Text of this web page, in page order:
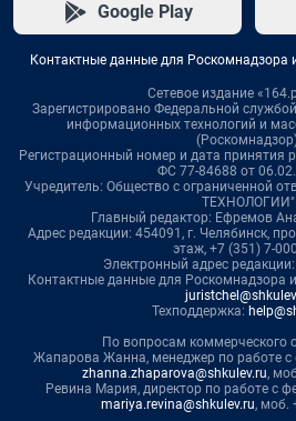
Google Play
Контактные данные для Роскомнадзора
Сетевое издание
Зарегистрировано Федеральной
информационных технологий и
Регистрационный номер и дата принятия
ФС 77-84688 от
Учредитель: Общество с ограниченной
ТЕХНОЛОГИИ"
Главный редактор: Ефремов
Адрес редакции: 454091, г. Челябинск,
этаж, +7 (351) 7-
Электронный адрес редакции:
Контактные данные для Роскомнадзора
Техподдержка:
По вопросам коммерческого
Жапарова Жанна, менеджер по работе
zhanna.zhaparova@shkulev.ru,
Ревина Мария, директор по работе с
mariya.revina@shkulev.ru, моб.